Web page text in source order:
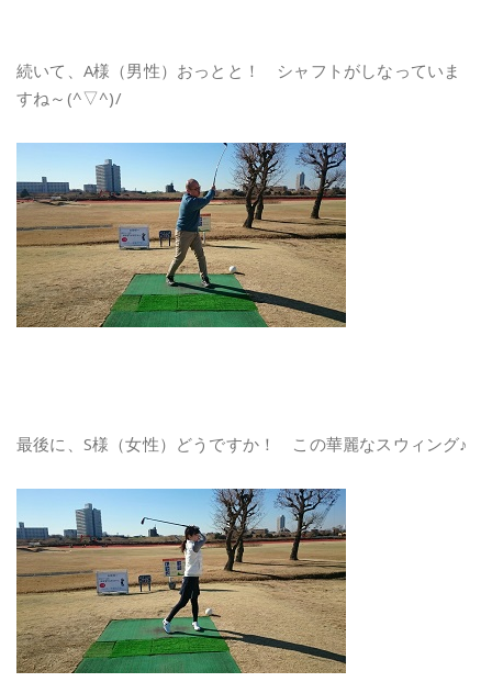
続いて、A様（男性）おっとと！ シャフトがしなっていま
すね～(^▽^)/
最後に、S様（女性）どうですか！ この華麗なスウィング♪